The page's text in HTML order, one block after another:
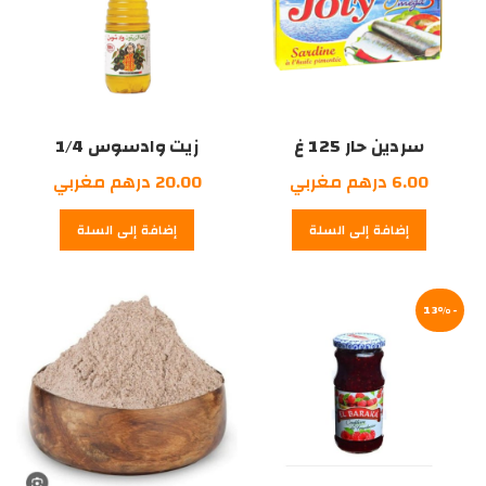
سردين حار 125 غ
6.00 درهم مغربي
إضافة إلى السلة
زيت وادسوس 1/4
20.00 درهم مغربي
إضافة إلى السلة
-13%